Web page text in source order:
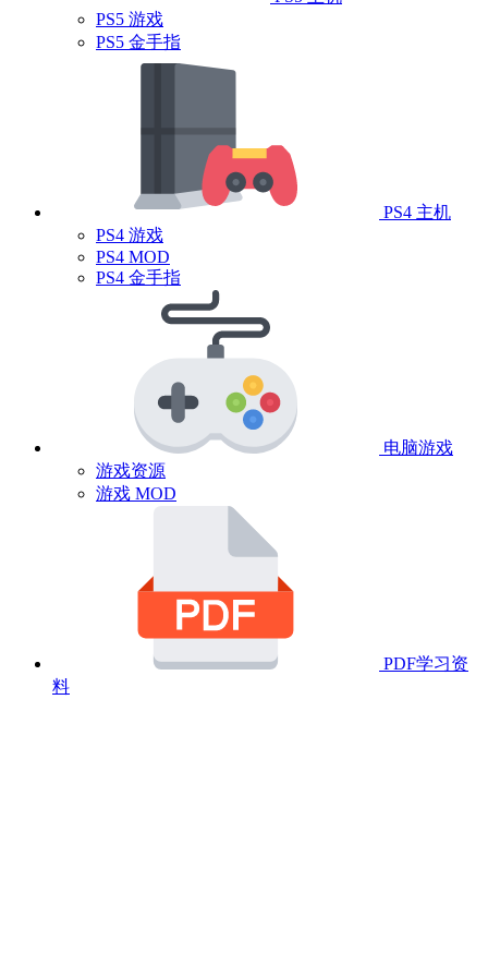
PS5 游戏
PS5 金手指
PS4 主机
PS4 游戏
PS4 MOD
PS4 金手指
电脑游戏
游戏资源
游戏 MOD
PDF学习资
料